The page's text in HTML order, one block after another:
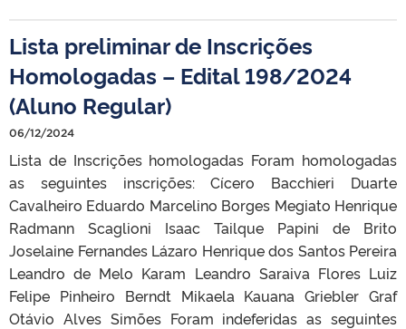
Lista preliminar de Inscrições
Homologadas – Edital 198/2024
(Aluno Regular)
06/12/2024
Lista de Inscrições homologadas Foram homologadas
as seguintes inscrições: Cícero Bacchieri Duarte
Cavalheiro Eduardo Marcelino Borges Megiato Henrique
Radmann Scaglioni Isaac Tailque Papini de Brito
Joselaine Fernandes Lázaro Henrique dos Santos Pereira
Leandro de Melo Karam Leandro Saraiva Flores Luiz
Felipe Pinheiro Berndt Mikaela Kauana Griebler Graf
Otávio Alves Simões Foram indeferidas as seguintes